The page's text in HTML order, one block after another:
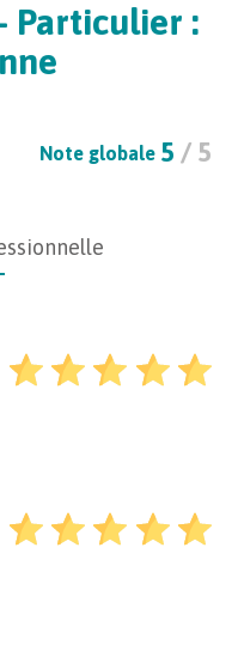
Particulier :
Note globale 5 / 5